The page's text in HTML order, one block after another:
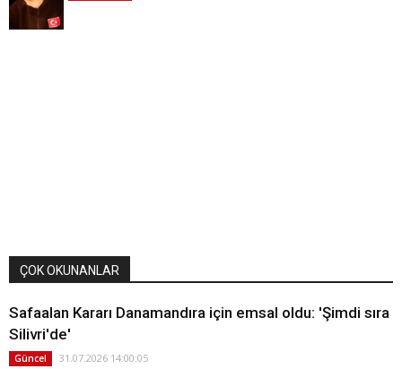
ÇOK OKUNANLAR
Safaalan Kararı Danamandıra için emsal oldu: 'Şimdi sıra
Silivri'de'
Güncel 31.07.2026 14:00:05